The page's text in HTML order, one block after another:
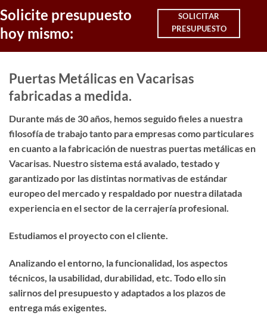
Solicite presupuesto
hoy mismo:
SOLICITAR
PRESUPUESTO
Puertas Metálicas en Vacarisas
fabricadas a medida.
Durante más de 30 años, hemos seguido fieles a nuestra
filosofía de trabajo tanto para empresas como particulares
en cuanto a la fabricación de nuestras puertas metálicas en
Vacarisas. Nuestro sistema está avalado, testado y
garantizado por las distintas normativas de estándar
europeo del mercado y respaldado por nuestra dilatada
experiencia en el sector de la cerrajería profesional.
Estudiamos el proyecto con el cliente.
Analizando el entorno, la funcionalidad, los aspectos
técnicos, la usabilidad, durabilidad, etc. Todo ello sin
salirnos del presupuesto y adaptados a los plazos de
entrega más exigentes.